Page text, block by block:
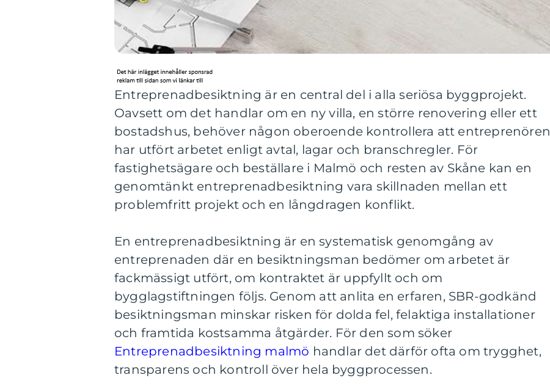
Entreprenadbesiktning är en central del i alla seriösa byggprojekt.
Oavsett om det handlar om en ny villa, en större renovering eller ett
bostadshus, behöver någon oberoende kontrollera att entreprenören
har utfört arbetet enligt avtal, lagar och branschregler. För
fastighetsägare och beställare i Malmö och resten av Skåne kan en
genomtänkt entreprenadbesiktning vara skillnaden mellan ett
problemfritt projekt och en långdragen konflikt.
En entreprenadbesiktning är en systematisk genomgång av
entreprenaden där en besiktningsman bedömer om arbetet är
fackmässigt utfört, om kontraktet är uppfyllt och om
bygglagstiftningen följs. Genom att anlita en erfaren, SBR-godkänd
besiktningsman minskar risken för dolda fel, felaktiga installationer
och framtida kostsamma åtgärder. För den som söker
Entreprenadbesiktning malmö handlar det därför ofta om trygghet,
transparens och kontroll över hela byggprocessen.